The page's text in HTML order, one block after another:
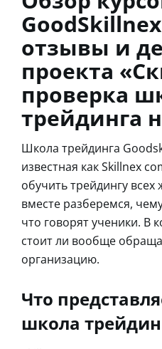
отзывы и
проекта
проверка
трейдинга
Школа трейдинга
известная как Skillnex
обучить трейдингу
вместе разберемся,
что говорят ученики. В
стоит ли вообще
организацию.
Что
школа